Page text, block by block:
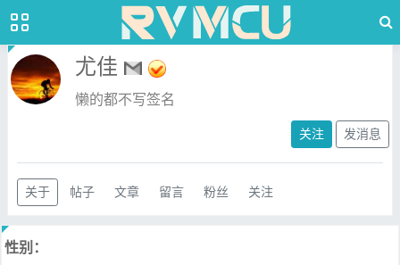
尤佳
懒的都不写签名
关注 发消息
关于 帖子 文章 留言 粉丝 关注
性别：